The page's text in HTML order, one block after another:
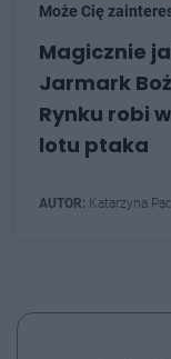
Może Cię
Magicznie
Jarmark
Rynku robi
lotu ptaka
AUTOR: Katarzyna